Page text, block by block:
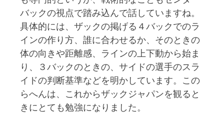
バックの視点で踏み込んで話していますね。
具体的には、ザックの掲げる４バックでのラ
インの作り方、誰に合わせるか、そのときの
体の向きや距離感、ラインの上下動から始ま
り、３バックのときの、サイドの選手のスラ
イドの判断基準などを明かしています。この
らへんは、これからザックジャパンを観ると
きにとても勉強になりました。